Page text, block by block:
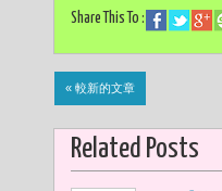
Share This To :
« 較新的文章
Related Posts